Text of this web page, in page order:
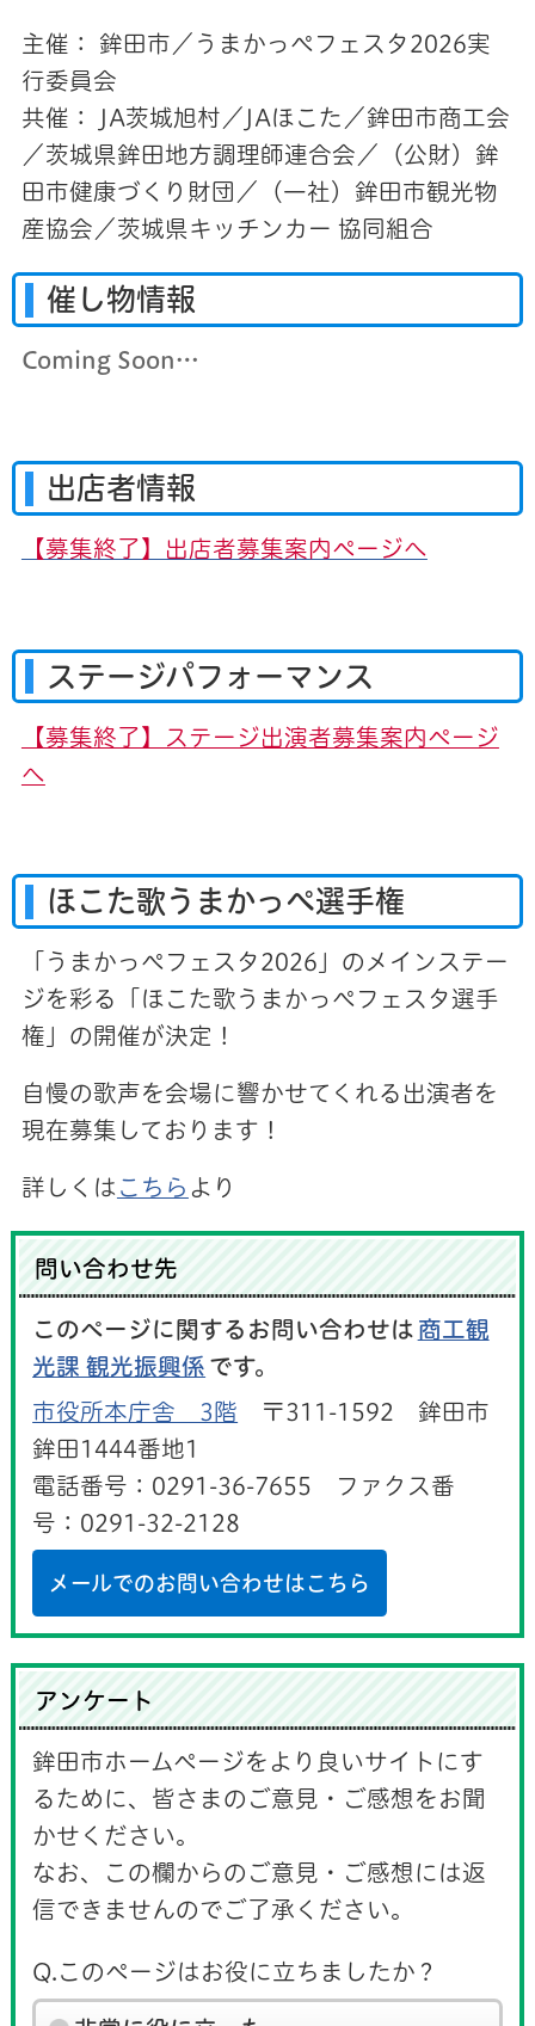
主催： 鉾田市／うまかっぺフェスタ2026実
行委員会
共催： JA茨城旭村／JAほこた／鉾田市商工会
／茨城県鉾田地方調理師連合会／（公財）鉾
田市健康づくり財団／（一社）鉾田市観光物
産協会／茨城県キッチンカー 協同組合
催し物情報
Coming Soon…
出店者情報
【募集終了】出店者募集案内ページへ
ステージパフォーマンス
【募集終了】ステージ出演者募集案内ページ
へ
ほこた歌うまかっぺ選手権
「うまかっぺフェスタ2026」のメインステー
ジを彩る「ほこた歌うまかっぺフェスタ選手
権」の開催が決定！
自慢の歌声を会場に響かせてくれる出演者を
現在募集しております！
詳しくは こちら より
問い合わせ先
このページに関するお問い合わせは 商工観
光課 観光振興係 です。
市役所本庁舎 3階 〒311-1592 鉾田市
鉾田1444番地1
電話番号：0291-36-7655 ファクス番
号：0291-32-2128
メールでのお問い合わせはこちら
アンケート
鉾田市ホームページをより良いサイトにす
るために、皆さまのご意見・ご感想をお聞
かせください。
なお、この欄からのご意見・ご感想には返
信できませんのでご了承ください。
Q.このページはお役に立ちましたか？